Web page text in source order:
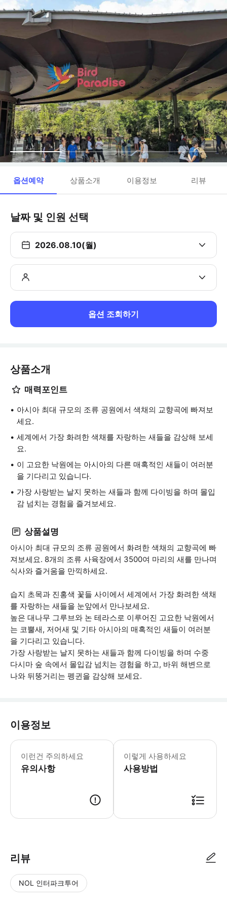
옵션예약 상품소개 이용정보 리뷰
날짜 및 인원 선택
2026.08.10(월)
옵션 조회하기
상품소개
매력포인트
아시아 최대 규모의 조류 공원에서 색채의 교향곡에 빠져보
세요.
세계에서 가장 화려한 색채를 자랑하는 새들을 감상해 보세
요.
이 고요한 낙원에는 아시아의 다른 매혹적인 새들이 여러분
을 기다리고 있습니다.
가장 사랑받는 날지 못하는 새들과 함께 다이빙을 하며 몰입
감 넘치는 경험을 즐겨보세요.
상품설명
아시아 최대 규모의 조류 공원에서 화려한 색채의 교향곡에 빠
져보세요. 8개의 조류 사육장에서 3500여 마리의 새를 만나며
식사와 즐거움을 만끽하세요.
습지 초목과 진홍색 꽃들 사이에서 세계에서 가장 화려한 색채
를 자랑하는 새들을 눈앞에서 만나보세요.
높은 대나무 그루브와 논 테라스로 이루어진 고요한 낙원에서
는 코뿔새, 저어새 및 기타 아시아의 매혹적인 새들이 여러분
을 기다리고 있습니다.
가장 사랑받는 날지 못하는 새들과 함께 다이빙을 하며 수중
다시마 숲 속에서 몰입감 넘치는 경험을 하고, 바위 해변으로
나와 뒤뚱거리는 펭귄을 감상해 보세요.
이용정보
이런건 주의하세요
유의사항
이렇게 사용하세요
사용방법
리뷰
NOL 인터파크투어